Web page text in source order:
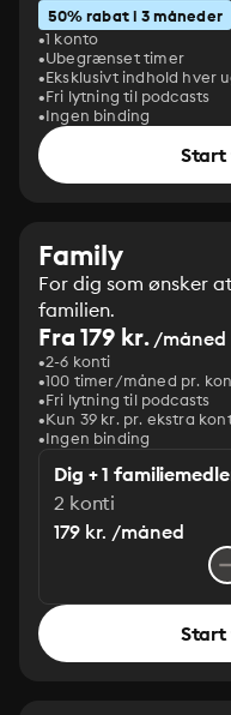
50% rabat i 3 måneder
1 konto
Ubegrænset timer
Eksklusivt indhold hver
Fri lytning til podcasts
Ingen binding
Start
Family
For dig som ønsker
familien.
Fra 179 kr./måned
2-6 konti
100 timer/måned pr.
Fri lytning til podcasts
Kun 39 kr. pr. ekstra
Ingen binding
Dig + 1
2 konti
179 kr. /måned
Start